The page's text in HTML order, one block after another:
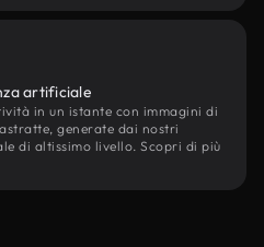
artificiale
in un istante con immagini di
generate dai nostri
di altissimo livello. Scopri di più